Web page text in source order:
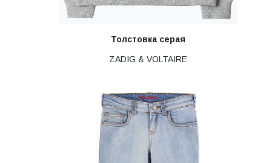
Толстовка серая
ZADIG & VOLTAIRE